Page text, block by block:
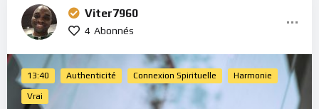
Viter7960
4 Abonnés
13:40 Authenticité Connexion Spirituelle Harmonie
Vrai